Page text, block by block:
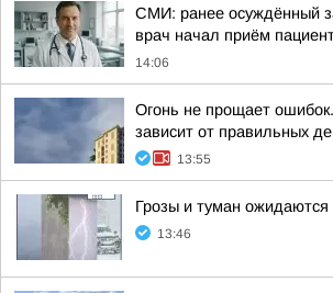
СМИ: ранее осуждённый
врач начал приём
14:06
Огонь не прощает
зависит от правильных
13:55
Грозы и туман ожидаются
13:46